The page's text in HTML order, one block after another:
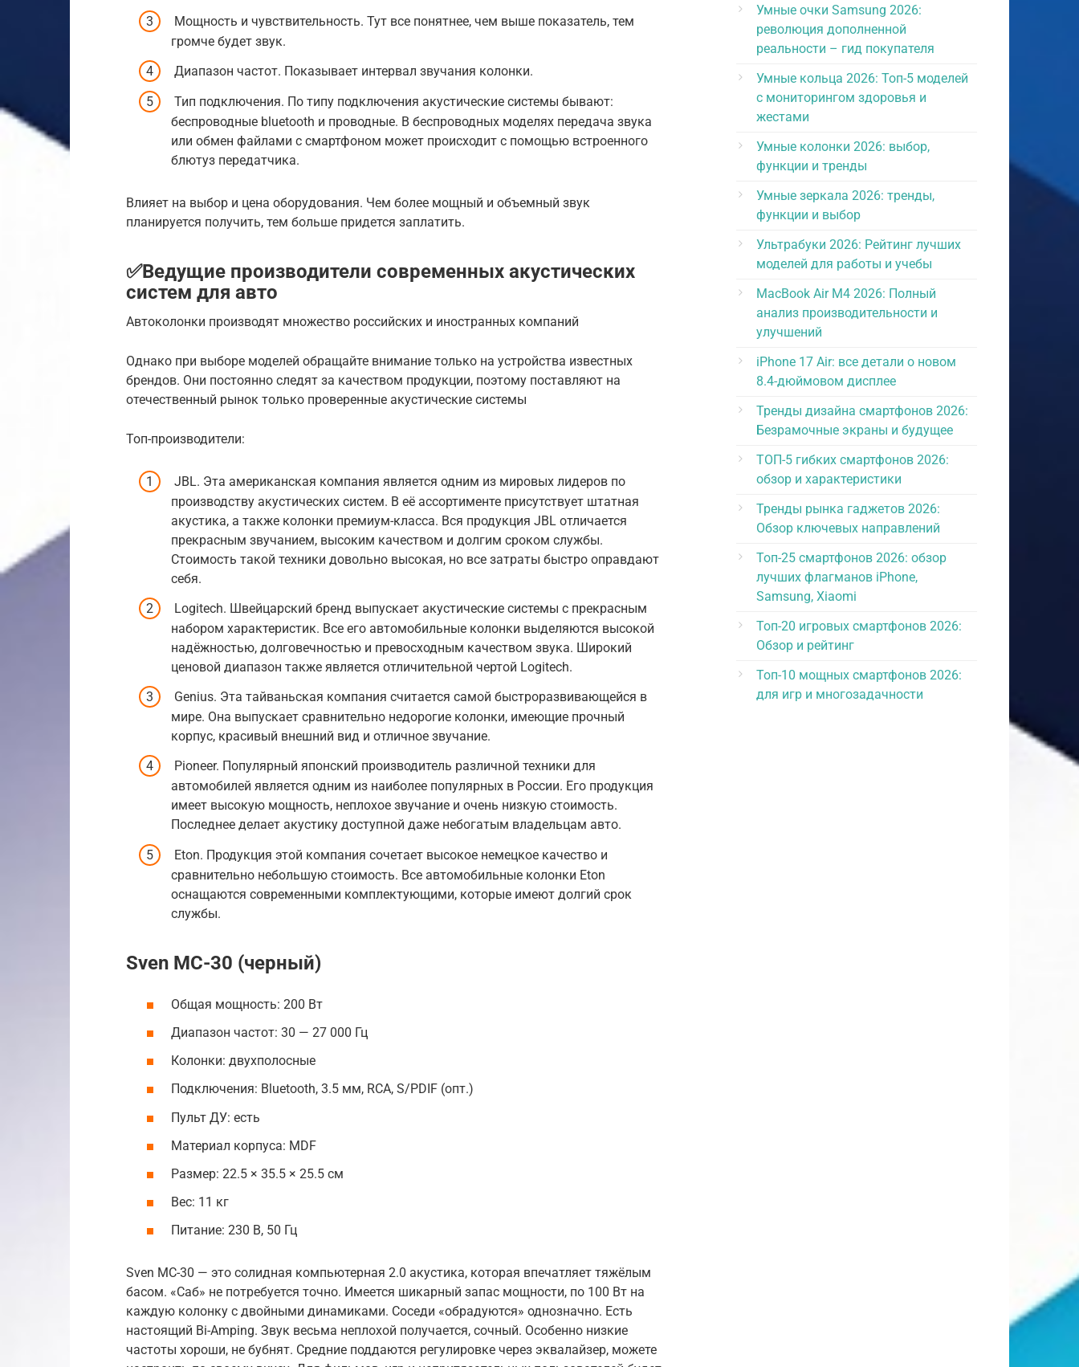
Мощность и чувствительность. Тут все понятнее, чем выше показатель, тем
громче будет звук.
Диапазон частот. Показывает интервал звучания колонки.
Тип подключения. По типу подключения акустические системы бывают:
беспроводные bluetooth и проводные. В беспроводных моделях передача звука
или обмен файлами с смартфоном может происходит с помощью встроенного
блютуз передатчика.
Влияет на выбор и цена оборудования. Чем более мощный и объемный звук
планируется получить, тем больше придется заплатить.
✅Ведущие производители современных акустических
систем для авто
Автоколонки производят множество российских и иностранных компаний
Однако при выборе моделей обращайте внимание только на устройства известных
брендов. Они постоянно следят за качеством продукции, поэтому поставляют на
отечественный рынок только проверенные акустические системы
Топ-производители:
JBL. Эта американская компания является одним из мировых лидеров по
производству акустических систем. В её ассортименте присутствует штатная
акустика, а также колонки премиум-класса. Вся продукция JBL отличается
прекрасным звучанием, высоким качеством и долгим сроком службы.
Стоимость такой техники довольно высокая, но все затраты быстро оправдают
себя.
Logitech. Швейцарский бренд выпускает акустические системы с прекрасным
набором характеристик. Все его автомобильные колонки выделяются высокой
надёжностью, долговечностью и превосходным качеством звука. Широкий
ценовой диапазон также является отличительной чертой Logitech.
Genius. Эта тайваньская компания считается самой быстроразвивающейся в
мире. Она выпускает сравнительно недорогие колонки, имеющие прочный
корпус, красивый внешний вид и отличное звучание.
Pioneer. Популярный японский производитель различной техники для
автомобилей является одним из наиболее популярных в России. Его продукция
имеет высокую мощность, неплохое звучание и очень низкую стоимость.
Последнее делает акустику доступной даже небогатым владельцам авто.
Eton. Продукция этой компания сочетает высокое немецкое качество и
сравнительно небольшую стоимость. Все автомобильные колонки Eton
оснащаются современными комплектующими, которые имеют долгий срок
службы.
Sven MC-30 (черный)
Общая мощность: 200 Вт
Диапазон частот: 30 — 27 000 Гц
Колонки: двухполосные
Подключения: Bluetooth, 3.5 мм, RCA, S/PDIF (опт.)
Пульт ДУ: есть
Материал корпуса: MDF
Размер: 22.5 × 35.5 × 25.5 см
Вес: 11 кг
Питание: 230 В, 50 Гц
Sven MC-30 — это солидная компьютерная 2.0 акустика, которая впечатляет тяжёлым
басом. «Саб» не потребуется точно. Имеется шикарный запас мощности, по 100 Вт на
каждую колонку с двойными динамиками. Соседи «обрадуются» однозначно. Есть
настоящий Bi-Amping. Звук весьма неплохой получается, сочный. Особенно низкие
частоты хороши, не бубнят. Средние поддаются регулировке через эквалайзер, можете
Умные очки Samsung 2026:
революция дополненной
реальности – гид покупателя
Умные кольца 2026: Топ-5 моделей
с мониторингом здоровья и
жестами
Умные колонки 2026: выбор,
функции и тренды
Умные зеркала 2026: тренды,
функции и выбор
Ультрабуки 2026: Рейтинг лучших
моделей для работы и учебы
MacBook Air M4 2026: Полный
анализ производительности и
улучшений
iPhone 17 Air: все детали о новом
8.4-дюймовом дисплее
Тренды дизайна смартфонов 2026:
Безрамочные экраны и будущее
ТОП-5 гибких смартфонов 2026:
обзор и характеристики
Тренды рынка гаджетов 2026:
Обзор ключевых направлений
Топ-25 смартфонов 2026: обзор
лучших флагманов iPhone,
Samsung, Xiaomi
Топ-20 игровых смартфонов 2026:
Обзор и рейтинг
Топ-10 мощных смартфонов 2026:
для игр и многозадачности